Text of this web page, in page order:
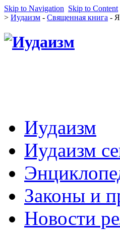
Skip to Navigation Skip to Content
> Иудаизм - Священная книга -
Иудаизм
Иудаизм
Законы и
Новости